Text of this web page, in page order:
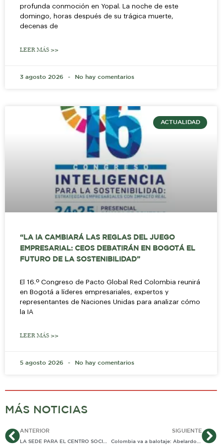
profunda conmoción en Yopal. La noche de este
domingo, horas después de su trágica muerte,
decenas de
LEER MÁS >>
3 agosto 2026 No hay comentarios
ACTUALIDAD
“LA IA CAMBIARÁ LAS REGLAS DEL JUEGO
EMPRESARIAL: CEOS DEBATIRÁN EN BOGOTÁ EL
FUTURO DE LA SOSTENIBILIDAD”
El 16.º Congreso de Pacto Global Red Colombia reunirá
en Bogotá a líderes empresariales, expertos y
representantes de Naciones Unidas para analizar cómo
la IA
LEER MÁS >>
5 agosto 2026 No hay comentarios
MÁS NOTICIAS
AntANTERIOR SIGUIENTE